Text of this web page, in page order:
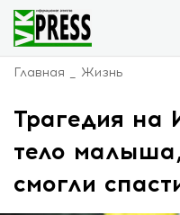
Главная Жизнь
Трагедия на
тело
смогли